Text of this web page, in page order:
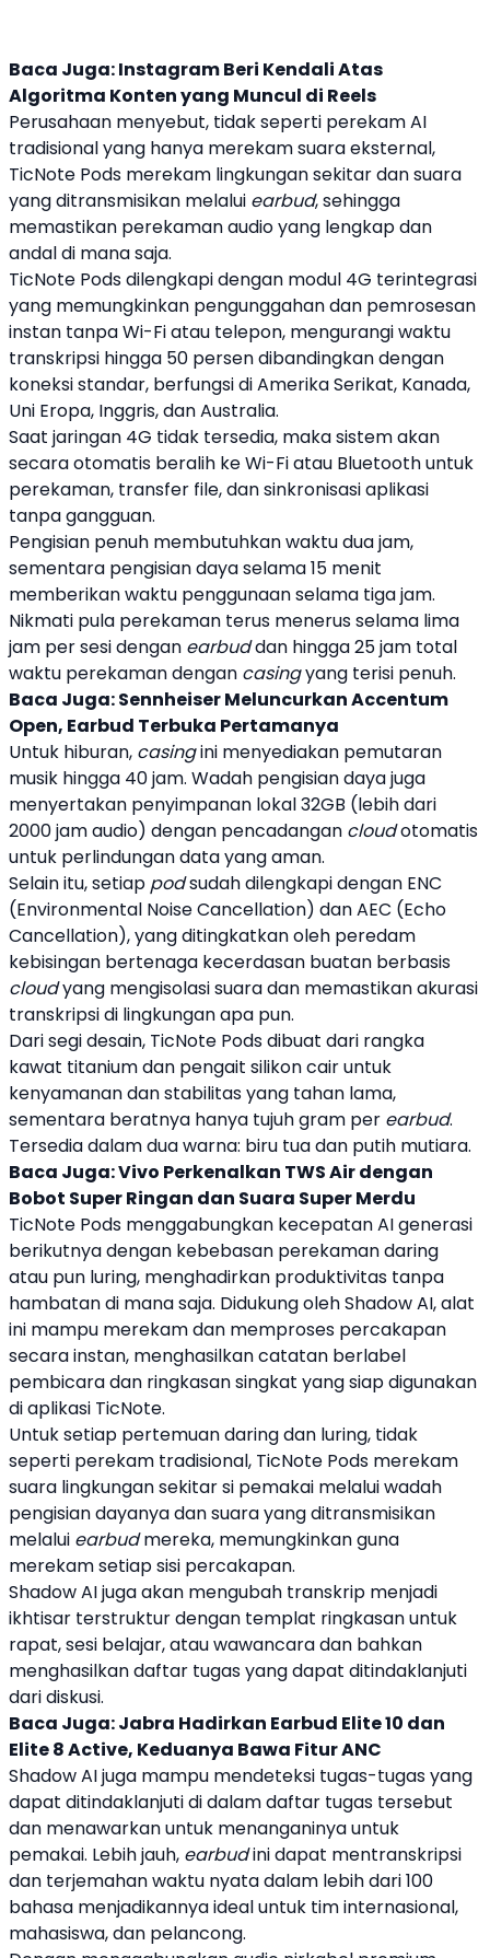
Baca Juga:Instagram Beri Kendali Atas
Algoritma Konten yang Muncul di Reels
Perusahaan menyebut, tidak seperti perekam AI
tradisional yang hanya merekam suara eksternal,
TicNote Pods merekam lingkungan sekitar dan suara
yang ditransmisikan melalui earbud, sehingga
memastikan perekaman audio yang lengkap dan
andal di mana saja.
TicNote Podsdilengkapi dengan modul 4G terintegrasi
yang memungkinkan pengunggahan dan pemrosesan
instan tanpa Wi-Fi atau telepon, mengurangi waktu
transkripsi hingga 50 persen dibandingkan dengan
koneksi standar, berfungsi di Amerika Serikat, Kanada,
Uni Eropa, Inggris, dan Australia.
Saat jaringan 4G tidak tersedia, maka sistem akan
secara otomatis beralih ke Wi-Fi atau Bluetooth untuk
perekaman, transfer file, dan sinkronisasi aplikasi
tanpa gangguan.
Pengisian penuh membutuhkan waktu dua jam,
sementara pengisian daya selama 15 menit
memberikan waktu penggunaan selama tiga jam.
Nikmati pula perekaman terus menerus selama lima
jam per sesi dengan earbuddan hingga 25 jam total
waktu perekaman dengan casingyang terisi penuh.
Baca Juga:Sennheiser Meluncurkan Accentum
Open, Earbud Terbuka Pertamanya
Untuk hiburan, casingini menyediakan pemutaran
musik hingga 40 jam. Wadah pengisian daya juga
menyertakan penyimpanan lokal 32GB (lebih dari
2000 jam audio) dengan pencadangan cloudotomatis
untuk perlindungan data yang aman.
Selain itu, setiap podsudah dilengkapi dengan ENC
(Environmental Noise Cancellation) dan AEC (Echo
Cancellation), yang ditingkatkan oleh peredam
kebisingan bertenaga kecerdasan buatan berbasis
cloudyang mengisolasi suara dan memastikan akurasi
transkripsi di lingkungan apa pun.
Dari segi desain, TicNote Podsdibuat dari rangka
kawat titanium dan pengait silikon cair untuk
kenyamanan dan stabilitas yang tahan lama,
sementara beratnya hanya tujuh gram per earbud.
Tersedia dalam dua warna: biru tua dan putih mutiara.
Baca Juga:Vivo Perkenalkan TWS Air dengan
Bobot Super Ringan dan Suara Super Merdu
TicNote Pods menggabungkan kecepatan AI generasi
berikutnya dengan kebebasan perekaman daring
atau pun luring, menghadirkan produktivitas tanpa
hambatan di mana saja. Didukung oleh Shadow AI, alat
ini mampu merekam dan memproses percakapan
secara instan, menghasilkan catatan berlabel
pembicara dan ringkasan singkat yang siap digunakan
di aplikasi TicNote.
Untuk setiap pertemuan daring dan luring, tidak
seperti perekam tradisional, TicNote Pods merekam
suara lingkungan sekitar si pemakai melalui wadah
pengisian dayanya dan suara yang ditransmisikan
melalui earbudmereka, memungkinkan guna
merekam setiap sisi percakapan.
Shadow AI juga akan mengubah transkrip menjadi
ikhtisar terstruktur dengan templat ringkasan untuk
rapat, sesi belajar, atau wawancara dan bahkan
menghasilkan daftar tugas yang dapat ditindaklanjuti
dari diskusi.
Baca Juga:Jabra Hadirkan Earbud Elite 10 dan
Elite 8 Active, Keduanya Bawa Fitur ANC
Shadow AI juga mampu mendeteksi tugas-tugas yang
dapat ditindaklanjuti di dalam daftar tugas tersebut
dan menawarkan untuk menanganinya untuk
pemakai. Lebih jauh, earbudini dapat mentranskripsi
dan terjemahan waktu nyata dalam lebih dari 100
bahasa menjadikannya ideal untuk tim internasional,
mahasiswa, dan pelancong.